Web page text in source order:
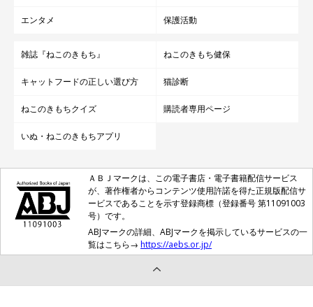
エンタメ 保護活動
雑誌『ねこのきもち』 ねこのきもち健保
キャットフードの正しい選び方 猫診断
ねこのきもちクイズ 購読者専用ページ
いぬ・ねこのきもちアプリ
ＡＢＪマークは、この電子書店・電子書籍配信サービス
が、著作権者からコンテンツ使用許諾を得た正規版配信サ
ービスであることを示す登録商標（登録番号 第11091003
号）です。
ABJマークの詳細、ABJマークを掲示しているサービスの一
覧はこちら→ https://aebs.or.jp/